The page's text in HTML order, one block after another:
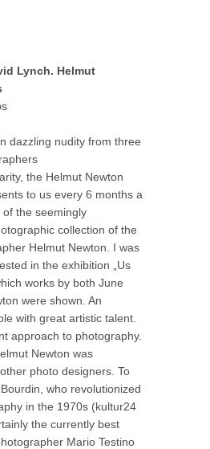
Lynch. Helmut
dazzling nudity from three
the Helmut Newton
to us every 6 months a
the seemingly
collection of the
Helmut Newton. I was
in the exhibition „Us
works by both June
were shown. An
with great artistic talent.
approach to photography.
Newton was
photo designers. To
who revolutionized
in the 1970s (kultur24
the currently best
Mario Testino